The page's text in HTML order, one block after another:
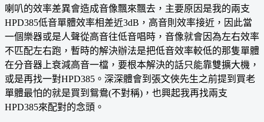
喇叭的效率差異會造成音像飄來飄去，主要原因是我的兩支
HPD385低音單體效率相差近3dB，高音則效率接近，因此當
一個樂器或是人聲從高音往低音唱時，音像就會因為左右效率
不匹配左右跑，暫時的解決辦法是把低音效率較低的那隻單體
在分音器上衰減高音一檔，要根本解決的話只能靠雙擴大機，
或是再找一對HPD385。深深體會到張文俠先生之前提到買老
單體最怕的就是買到鴛鴦(不對稱)，也興起我再找兩支
HPD385來配對的念頭。